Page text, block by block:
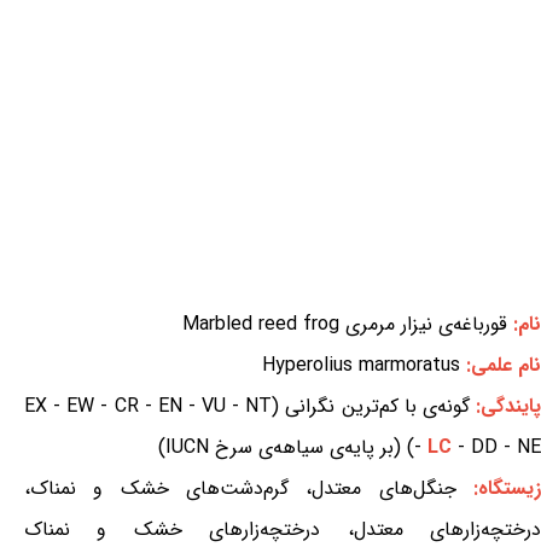
نام: قورباغه‌ی نیزار مرمری Marbled reed frog
نام علمی: Hyperolius marmoratus
پایندگی:
گونه‌ی با کم‌ترین نگرانی (EX - EW - CR - EN - VU - NT
- LC - DD - NE) (بر پایه‌ی سیاهه‌ی سرخ IUCN)
زیستگاه:جنگل‌های معتدل، گرم‌دشت‌های خشک و نمناک،
درختچه‌زارهای معتدل، درختچه‌زارهای خشک و نمناک